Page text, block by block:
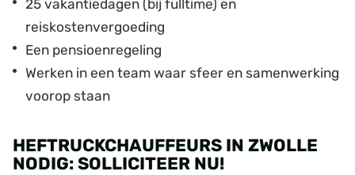
25 vakantiedagen (bij fulltime) en
reiskostenvergoeding
Een pensioenregeling
Werken in een team waar sfeer en samenwerking
voorop staan
HEFTRUCKCHAUFFEURS IN ZWOLLE
NODIG: SOLLICITEER NU!